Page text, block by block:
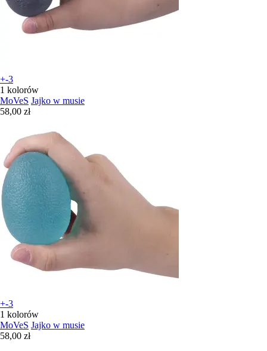
+-3
1 kolorów
MoVeS Jajko w musie
58,00 zł
+-3
1 kolorów
MoVeS Jajko w musie
58,00 zł